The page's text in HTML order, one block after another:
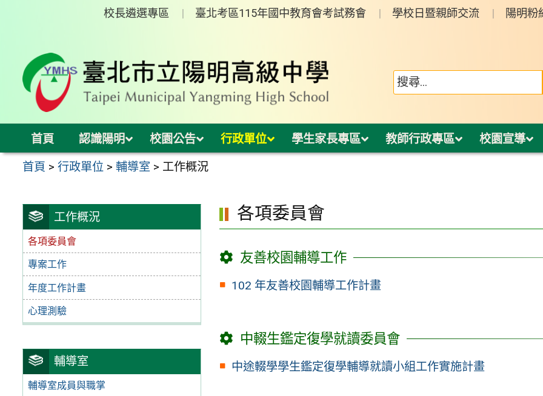
校長遴選專區 臺北考區115年國中教育會考試務會 學校日暨親師交流 陽明粉
首頁 認識陽明 校園公告 行政單位 學生家長專區 教師行政專區 校園宣導
首頁 >行政單位 >輔導室 > 工作概況
工作概況
各項委員會
專案工作
年度工作計畫
心理測驗
輔導室
輔導室成員與職掌
各項委員會
友善校園輔導工作
102 年友善校園輔導工作計畫
中輟生鑑定復學就讀委員會
中途輟學學生鑑定復學輔導就讀小組工作實施計畫